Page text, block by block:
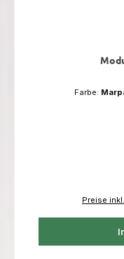
Farbe:
Preise